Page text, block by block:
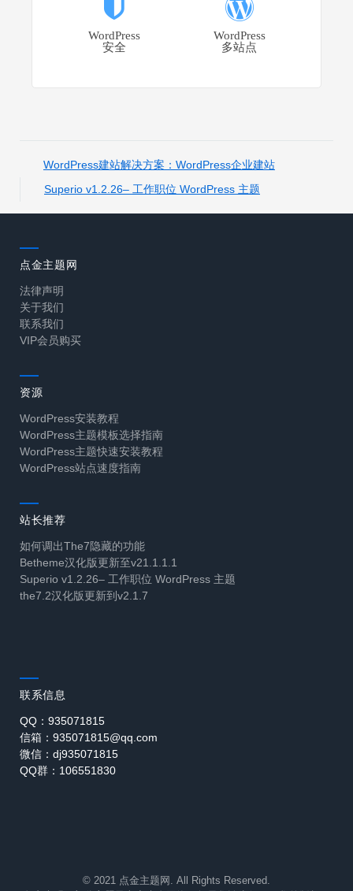
WordPress
安全
WordPress
多站点
WordPress建站解决方案：WordPress企业建站
Superio v1.2.26– 工作职位 WordPress 主题
点金主题网
法律声明
关于我们
联系我们
VIP会员购买
资源
WordPress安装教程
WordPress主题模板选择指南
WordPress主题快速安装教程
WordPress站点速度指南
站长推荐
如何调出The7隐藏的功能
Betheme汉化版更新至v21.1.1.1
Superio v1.2.26– 工作职位 WordPress 主题
the7.2汉化版更新到v2.1.7
联系信息
QQ：935071815
信箱：935071815@qq.com
微信：dj935071815
QQ群：106551830
© 2021 点金主题网. All Rights Reserved.